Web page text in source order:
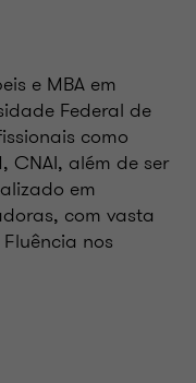
e MBA em
Federal de
como
CNAI, além de ser
em
com vasta
Fluência nos